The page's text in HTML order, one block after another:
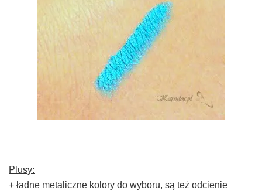
Plusy:
+ ładne metaliczne kolory do wyboru, są też odcienie